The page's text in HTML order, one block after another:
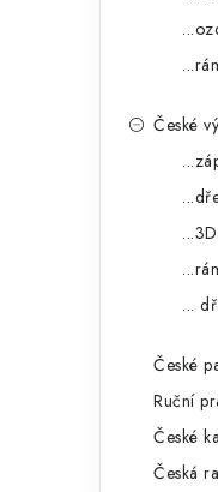
České
...
České
Ruční
České
Česká